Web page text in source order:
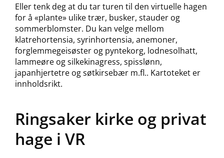
Eller tenk deg at du tar turen til den virtuelle hagen
for å «plante» ulike trær, busker, stauder og
sommerblomster. Du kan velge mellom
klatrehortensia, syrinhortensia, anemoner,
forglemmegeisøster og pyntekorg, lodnesolhatt,
lammeøre og silkekinagress, spisslønn,
japanhjertetre og søtkirsebær m.fl.. Kartoteket er
innholdsrikt.
Ringsaker kirke og privat
hage i VR